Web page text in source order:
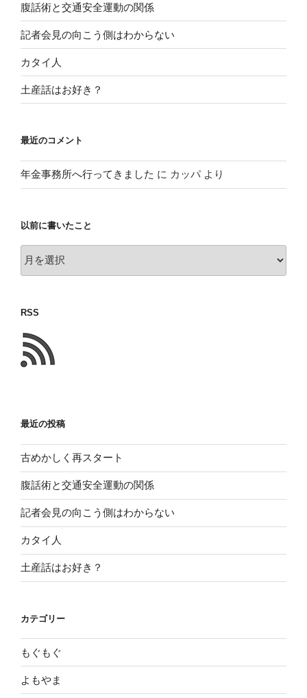
腹話術と交通安全運動の関係
記者会見の向こう側はわからない
カタイ人
土産話はお好き？
最近のコメント
年金事務所へ行ってきました に カッパより
以前に書いたこと
前
い
た
こ
と
RSS
最近の投稿
古めかしく再スタート
腹話術と交通安全運動の関係
記者会見の向こう側はわからない
カタイ人
土産話はお好き？
カテゴリー
もぐもぐ
よもやま